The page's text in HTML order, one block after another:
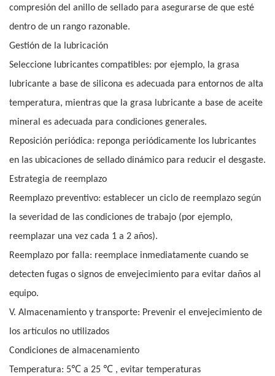
compresión del anillo de sellado para asegurarse de que esté
dentro de un rango razonable.
Gestión de la lubricación
Seleccione lubricantes compatibles: por ejemplo, la grasa
lubricante a base de silicona es adecuada para entornos de alta
temperatura, mientras que la grasa lubricante a base de aceite
mineral es adecuada para condiciones generales.
Reposición periódica: reponga periódicamente los lubricantes
en las ubicaciones de sellado dinámico para reducir el desgaste.
Estrategia de reemplazo
Reemplazo preventivo: establecer un ciclo de reemplazo según
la severidad de las condiciones de trabajo (por ejemplo,
reemplazar una vez cada 1 a 2 años).
Reemplazo por falla: reemplace inmediatamente cuando se
detecten fugas o signos de envejecimiento para evitar daños al
equipo.
V. Almacenamiento y transporte: Prevenir el envejecimiento de
los artículos no utilizados
Condiciones de almacenamiento
Temperatura: 5℃ a 25 ℃ , evitar temperaturas